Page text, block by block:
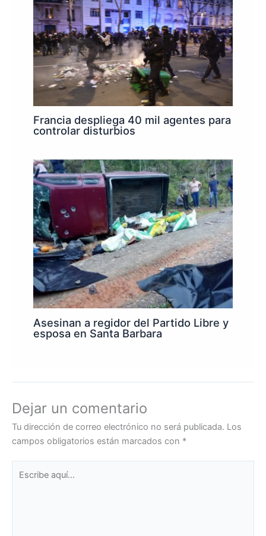
Francia despliega 40 mil agentes para
controlar disturbios
Asesinan a regidor del Partido Libre y
esposa en Santa Barbara
Dejar un comentario
Tu dirección de correo electrónico no será publicada. Los
campos obligatorios están marcados con *